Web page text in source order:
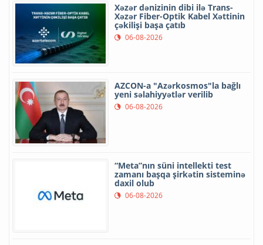
Xəzər dənizinin dibi ilə Trans-
Xəzər Fiber-Optik Kabel Xəttinin
çəkilişi başa çatıb
06-08-2026
AZCON-a "Azərkosmos"la bağlı
yeni səlahiyyətlər verilib
06-08-2026
“Meta”nın süni intellekti test
zamanı başqa şirkətin sisteminə
daxil olub
06-08-2026